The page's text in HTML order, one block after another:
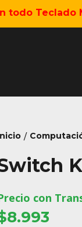
todo
/
con